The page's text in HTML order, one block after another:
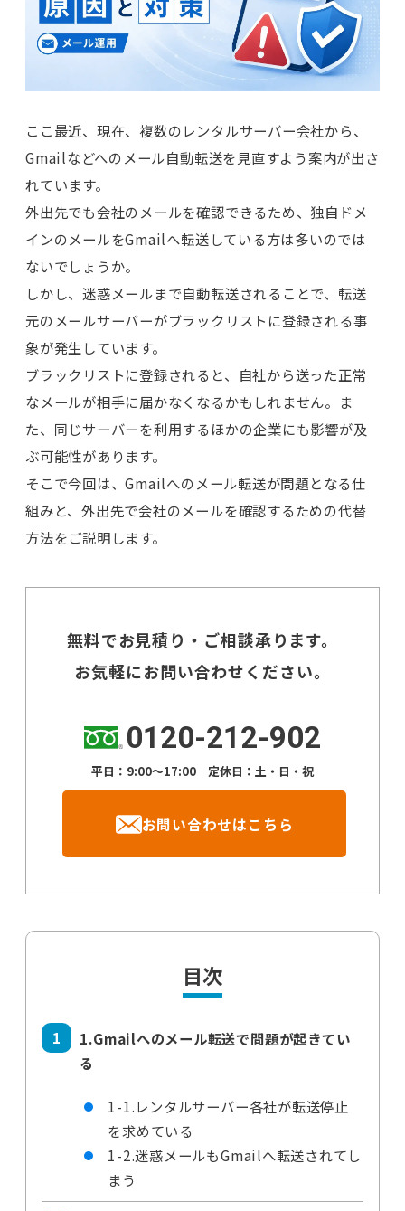
ここ最近、現在、複数のレンタルサーバー会社から、
Gmailなどへのメール自動転送を見直すよう案内が出さ
れています。
外出先でも会社のメールを確認できるため、独自ドメ
インのメールをGmailへ転送している方は多いのでは
ないでしょうか。
しかし、迷惑メールまで自動転送されることで、転送
元のメールサーバーがブラックリストに登録される事
象が発生しています。
ブラックリストに登録されると、自社から送った正常
なメールが相手に届かなくなるかもしれません。ま
た、同じサーバーを利用するほかの企業にも影響が及
ぶ可能性があります。
そこで今回は、Gmailへのメール転送が問題となる仕
組みと、外出先で会社のメールを確認するための代替
方法をご説明します。
無料でお見積り・ご相談承ります。
お気軽にお問い合わせください。
0120-212-902
平日：9:00～17:00 定休日：土・日・祝
お問い合わせはこちら
目次
1.Gmailへのメール転送で問題が起きてい
る
1-1.レンタルサーバー各社が転送停止
を求めている
1-2.迷惑メールもGmailへ転送されてし
まう